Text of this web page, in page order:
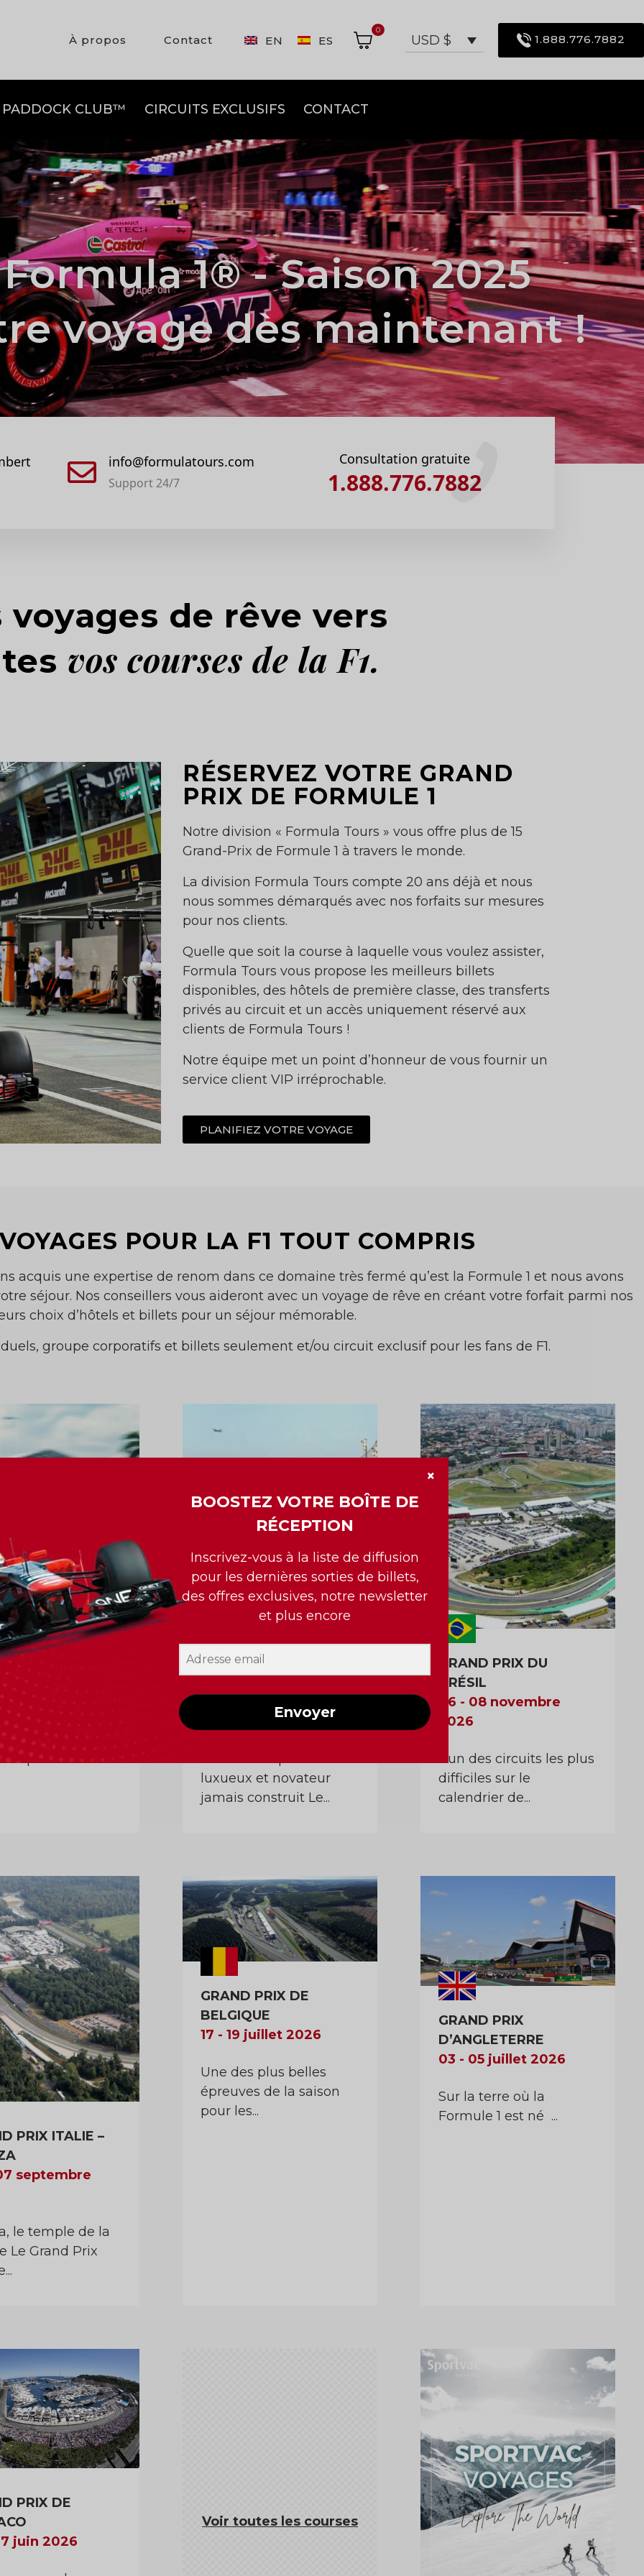
À propos Contact EN ES
0
USD $ 1.888.776.7882
PADDOCK CLUB™ CIRCUITS EXCLUSIFS CONTACT
1® - Saison 2025
voyage dès maintenant !
info@formulatours.com
Support 24/7
Consultation gratuite
1.888.776.7882
voyages de rêve vers
vos courses de la F1.
RÉSERVEZ VOTRE GRAND
PRIX DE FORMULE 1
Notre division « Formula Tours » vous offre plus de 15
Grand-Prix de Formule 1 à travers le monde.
La division Formula Tours compte 20 ans déjà et nous
nous sommes démarqués avec nos forfaits sur mesures
pour nos clients.
Quelle que soit la course à laquelle vous voulez assister,
Formula Tours vous propose les meilleurs billets
disponibles, des hôtels de première classe, des transferts
privés au circuit et un accès uniquement réservé aux
clients de Formula Tours !
Notre équipe met un point d’honneur de vous fournir un
service client VIP irréprochable.
PLANIFIEZ VOTRE VOYAGE
POUR LA F1 TOUT COMPRIS
acquis une expertise de renom dans ce domaine très fermé qu’est la Formule 1 et nous avons
séjour. Nos conseillers vous aideront avec un voyage de rêve en créant votre forfait parmi nos
choix d’hôtels et billets pour un séjour mémorable.
groupe corporatifs et billets seulement et/ou circuit exclusif pour les fans de F1.
PRIX DE MIAMI
1 retourne
avec la
que...
GRAND PRIX D’ABOU
luxueux et novateur
jamais construit Le...
GRAND PRIX DU
BRÉSIL
06 - 08 novembre
2026
L’un des circuits les plus
difficiles sur le
calendrier de...
PRIX ITALIE –
septembre
le temple de la
Le Grand Prix
GRAND PRIX DE
BELGIQUE
17 - 19 juillet 2026
Une des plus belles
épreuves de la saison
pour les...
GRAND PRIX
D’ANGLETERRE
03 - 05 juillet 2026
Sur la terre où la
Formule 1 est né ...
PRIX DE
juin 2026
Voir toutes les courses
×
BOOSTEZ VOTRE BOÎTE DE
RÉCEPTION
Inscrivez-vous à la liste de diffusion
pour les dernières sorties de billets,
des offres exclusives, notre newsletter
et plus encore
Envoyer